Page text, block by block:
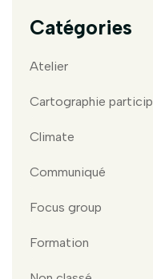
Catégories
Atelier
Cartographie
Climate
Communiqué
Focus group
Formation